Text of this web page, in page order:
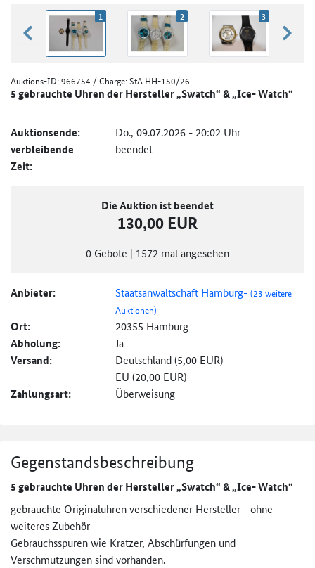
zurück blättern
1 2 3
Auktions-ID:966754 / Charge: StA HH-150/26
5 gebrauchte Uhren der Hersteller „Swatch“ & „Ice- Watch“
Auktionsende: Do., 09.07.2026 - 20:02 Uhr
verbleibende
Zeit:
beendet
Die Auktion ist beendet
130,00 EUR
0 Gebote | 1572 mal angesehen
Anbieter: Staatsanwaltschaft Hamburg-(23 weitere
Auktionen)
Ort: 20355 Hamburg
Abholung: Ja
Versand:
Deutschland (5,00 EUR)
EU (20,00 EUR)
Zahlungsart: Überweisung
Gegenstandsbeschreibung
5 gebrauchte Uhren der Hersteller „Swatch“ & „Ice- Watch“
gebrauchte Originaluhren verschiedener Hersteller - ohne
weiteres Zubehör
Gebrauchsspuren wie Kratzer, Abschürfungen und
Verschmutzungen sind vorhanden.